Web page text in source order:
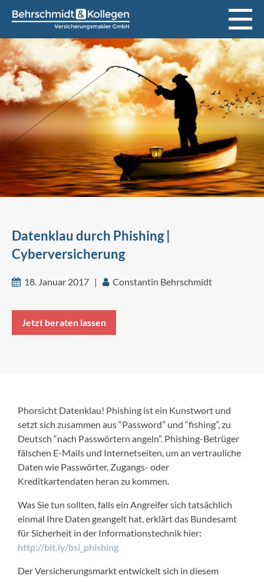
Datenklau durch Phishing |
Cyberversicherung
18. Januar 2017 | Constantin Behrschmidt
Jetzt beraten lassen
Phorsicht Datenklau! Phishing ist ein Kunstwort und
setzt sich zusammen aus “Password” und “fishing”, zu
Deutsch “nach Passwörtern angeln”. Phishing-Betrüger
fälschen E-Mails und Internetseiten, um an vertrauliche
Daten wie Passwörter, Zugangs- oder
Kreditkartendaten heran zu kommen.
Was Sie tun sollten, falls ein Angreifer sich tatsächlich
einmal Ihre Daten geangelt hat, erklärt das Bundesamt
für Sicherheit in der Informationstechnik hier:
http://bit.ly/bsi_phishing
Der Versicherungsmarkt entwickelt sich in diesem